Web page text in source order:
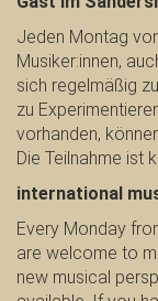
Jeden Montag
Musiker:innen,
sich regelmäßig
zu
vorhanden,
Die Teilnahme ist
international
Every Monday
are welcome to
new musical